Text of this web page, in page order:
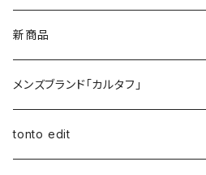
新商品
メンズブランド「カルタフ」
tonto edit